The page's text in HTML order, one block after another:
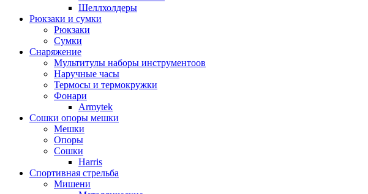
Шеллхолдеры
Рюкзаки и сумки
Рюкзаки
Сумки
Снаряжение
Мультитулы наборы инструментоов
Наручные часы
Термосы и термокружки
Фонари
Armytek
Сошки опоры мешки
Мешки
Опоры
Сошки
Harris
Спортивная стрельба
Мишени